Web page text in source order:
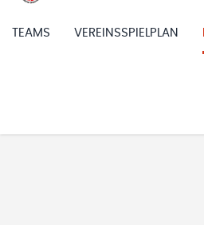
TEAMS VEREINSSPIELPLAN